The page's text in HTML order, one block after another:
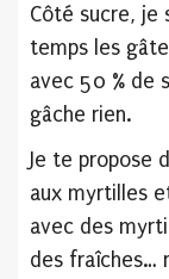
Côté sucre, je
temps les
avec 50 % de
gâche rien.
Je te propose
aux myrtilles
avec des
des fraîches…